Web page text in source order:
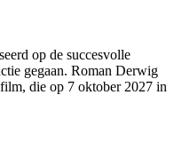
op de succesvolle
gegaan. Roman Derwig
die op 7 oktober 2027 in